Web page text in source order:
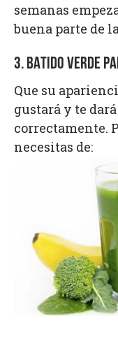
semanas
buena parte de
3. BATIDO VERDE
Que su
gustará y te
correctamente.
necesitas de: